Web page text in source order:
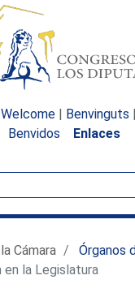
Welcome | Benvinguts |
Benvidos
Enlaces
Cámara
Órganos
en la Legislatura